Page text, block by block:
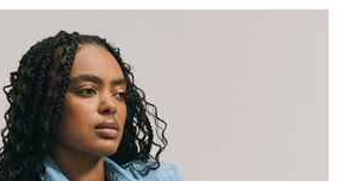
hombre
318